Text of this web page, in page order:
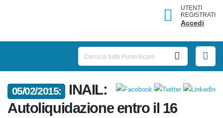
UTENTI
REGISTRATI
Accedi
05/02/2015:
INAIL:
Autoliquidazione entro il 16